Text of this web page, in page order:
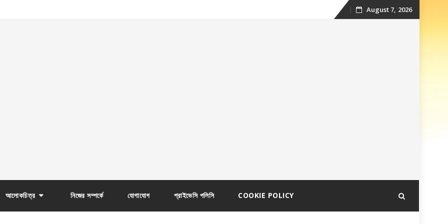
Skip
August 7, 2026
আলোকচিত্র নিজের সম্পর্কে যোগাযোগ প্রাইভেসি পলিসি COOKIE POLICY